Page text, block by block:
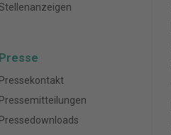
Presse
Pressekontakt
Pressemitteilungen
Pressedownloads